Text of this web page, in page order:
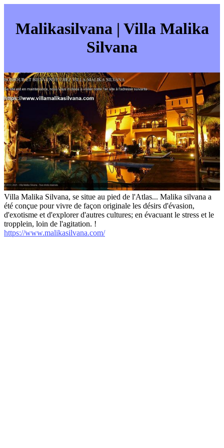
Malikasil­va­na | Villa Malika
Silvana
Villa Malika Silvana, se situe au pied de l'Atlas... Malika silvana a
été conçue pour vivre de façon originale les désirs d'évasion,
d'exotisme et d'explorer d'autres cultures; en évacuant le stress et le
tropplein, loin de l'agitation. !
https://www.malikasilvana.com/